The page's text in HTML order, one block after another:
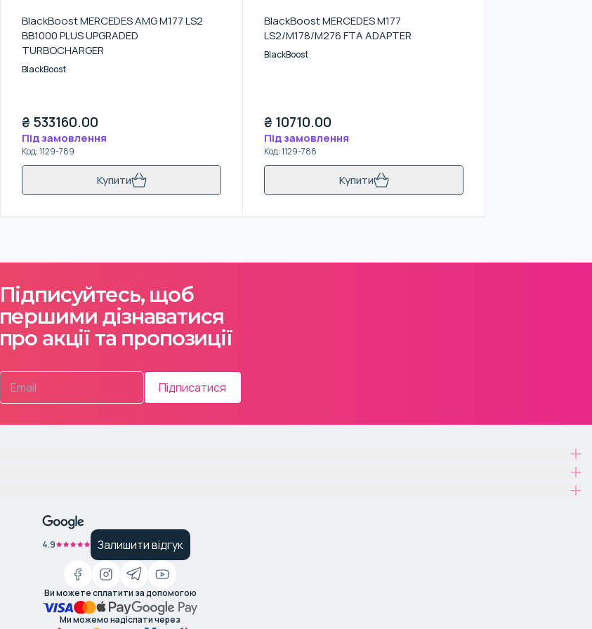
BlackBoost MERCEDES AMG M177 LS2
BB1000 PLUS UPGRADED
TURBOCHARGER
BlackBoost
₴ 533160.00
Під замовлення
Код:1129-789
Купити
BlackBoost MERCEDES M177
LS2/M178/M276 FTA ADAPTER
BlackBoost
₴ 10710.00
Під замовлення
Код:1129-788
Купити
Підписуйтесь, щоб
першими дізнаватися
про акції та пропозиції
Підписатися
4.9 Залишити відгук
Ви можете сплатити за допомогою
Ми можемо надіслати через